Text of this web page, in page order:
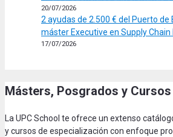
20/07/2026
2 ayudas de 2.500 € del Puerto de
máster Executive en Supply
17/07/2026
Másters, Posgrados y Cursos
La UPC School te ofrece un extenso
y cursos de especialización con enfoque